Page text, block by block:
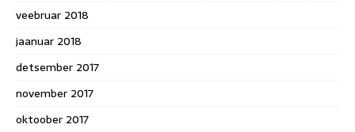
veebruar 2018
jaanuar 2018
detsember 2017
november 2017
oktoober 2017